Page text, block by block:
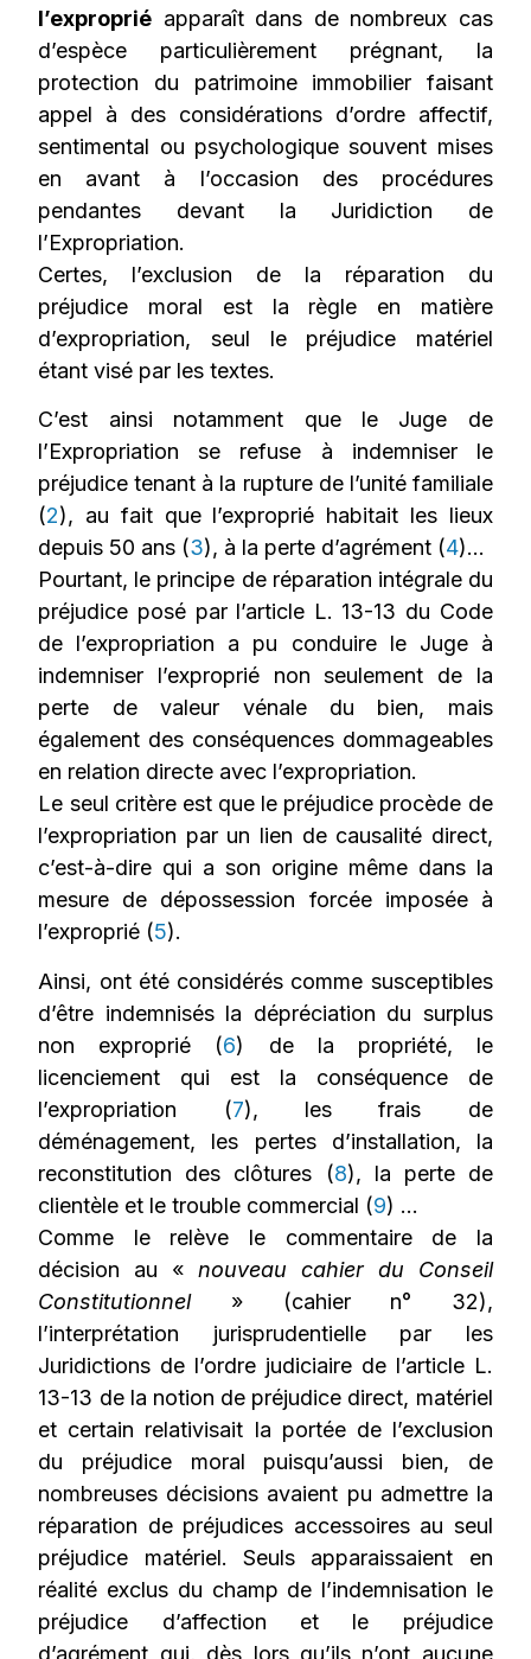
l’exproprié apparaît dans de nombreux cas
d’espèce particulièrement prégnant, la
protection du patrimoine immobilier faisant
appel à des considérations d’ordre affectif,
sentimental ou psychologique souvent mises
en avant à l’occasion des procédures
pendantes devant la Juridiction de
l’Expropriation.
Certes, l’exclusion de la réparation du
préjudice moral est la règle en matière
d’expropriation, seul le préjudice matériel
étant visé par les textes.
C’est ainsi notamment que le Juge de
l’Expropriation se refuse à indemniser le
préjudice tenant à la rupture de l’unité familiale
(2), au fait que l’exproprié habitait les lieux
depuis 50 ans (3), à la perte d’agrément (4)…
Pourtant, le principe de réparation intégrale du
préjudice posé par l’article L. 13-13 du Code
de l’expropriation a pu conduire le Juge à
indemniser l’exproprié non seulement de la
perte de valeur vénale du bien, mais
également des conséquences dommageables
en relation directe avec l’expropriation.
Le seul critère est que le préjudice procède de
l’expropriation par un lien de causalité direct,
c’est-à-dire qui a son origine même dans la
mesure de dépossession forcée imposée à
l’exproprié (5).
Ainsi, ont été considérés comme susceptibles
d’être indemnisés la dépréciation du surplus
non exproprié (6) de la propriété, le
licenciement qui est la conséquence de
l’expropriation (7), les frais de
déménagement, les pertes d’installation, la
reconstitution des clôtures (8), la perte de
clientèle et le trouble commercial (9) …
Comme le relève le commentaire de la
décision au « nouveau cahier du Conseil
Constitutionnel» (cahier n° 32),
l’interprétation jurisprudentielle par les
Juridictions de l’ordre judiciaire de l’article L.
13-13 de la notion de préjudice direct, matériel
et certain relativisait la portée de l’exclusion
du préjudice moral puisqu’aussi bien, de
nombreuses décisions avaient pu admettre la
réparation de préjudices accessoires au seul
préjudice matériel. Seuls apparaissaient en
réalité exclus du champ de l’indemnisation le
préjudice d’affection et le préjudice
d’agrément qui, dès lors qu’ils n’ont aucune